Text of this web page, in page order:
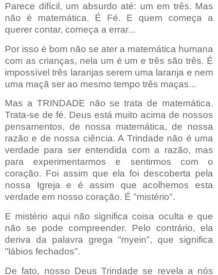
Parece difícil, um absurdo até: um em três. Mas
não é matemática. É Fé. E quem começa a
querer contar, começa a errar...
Por isso é bom não se ater a matemática humana
com as crianças, nela um é um e três são três. É
impossível três laranjas serem uma laranja e nem
uma maçã ser ao mesmo tempo três maças...
Mas a TRINDADE não se trata de matemática.
Trata-se de fé. Deus está muito acima de nossos
pensamentos, de nossa matemática, de nossa
razão e de nossa ciência. A Trindade não é uma
verdade para ser entendida com a razão, mas
para experimentarmos e sentirmos com o
coração. Foi assim que ela foi descoberta pela
nossa Igreja e é assim que acolhemos esta
verdade em nosso coração. É "mistério".
E mistério aqui não significa coisa oculta e que
não se pode compreender. Pelo contrário, ela
deriva da palavra grega "myein", que significa
"lábios fechados".
De fato, nosso Deus Trindade se revela a nós